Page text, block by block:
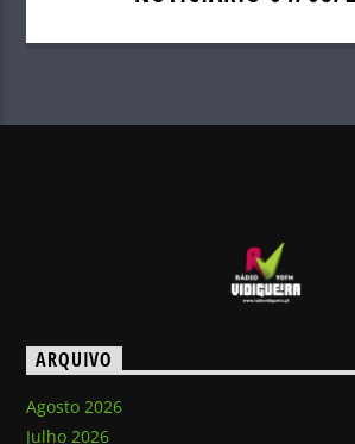
ARQUIVO
Agosto 2026
Julho 2026